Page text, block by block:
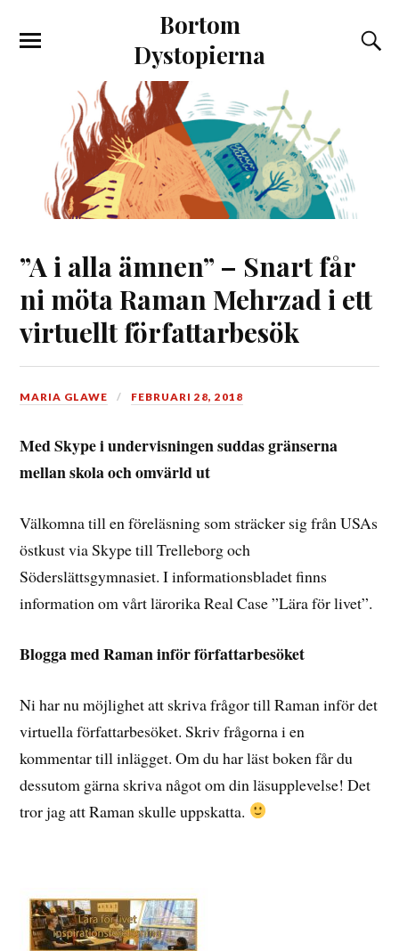
Bortom
Dystopierna
”A i alla ämnen” – Snart får
ni möta Raman Mehrzad i ett
virtuellt författarbesök
MARIA GLAWE FEBRUARI 28, 2018
Med Skype i undervisningen suddas gränserna
mellan skola och omvärld ut
Välkomna till en föreläsning som sträcker sig från USAs
östkust via Skype till Trelleborg och
Söderslättsgymnasiet. I informationsbladet finns
information om vårt lärorika Real Case ”Lära för livet”.
Blogga med Raman inför författarbesöket
Ni har nu möjlighet att skriva frågor till Raman inför det
virtuella författarbesöket. Skriv frågorna i en
kommentar till inlägget. Om du har läst boken får du
dessutom gärna skriva något om din läsupplevelse! Det
tror jag att Raman skulle uppskatta.